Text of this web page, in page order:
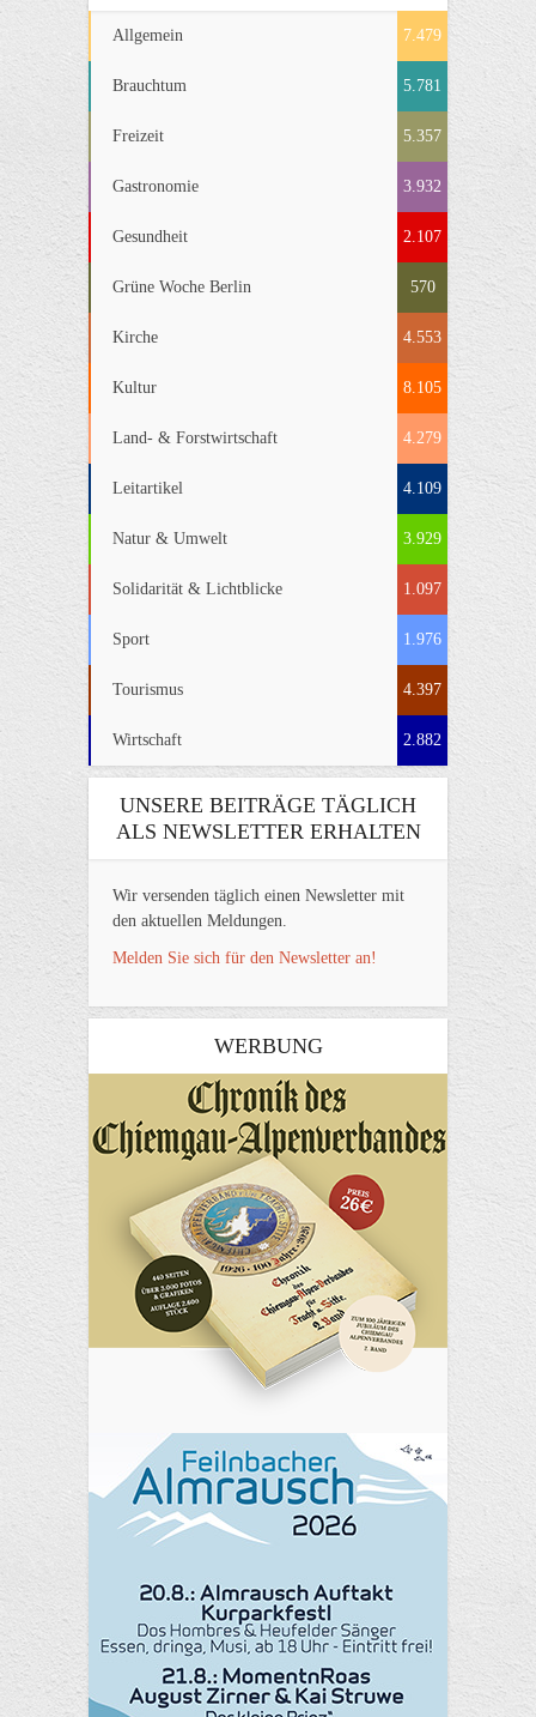
Allgemein 7.479
Brauchtum 5.781
Freizeit 5.357
Gastronomie 3.932
Gesundheit 2.107
Grüne Woche Berlin 570
Kirche 4.553
Kultur 8.105
Land- & Forstwirtschaft 4.279
Leitartikel 4.109
Natur & Umwelt 3.929
Solidarität & Lichtblicke 1.097
Sport 1.976
Tourismus 4.397
Wirtschaft 2.882
UNSERE BEITRÄGE TÄGLICH
ALS NEWSLETTER ERHALTEN
Wir versenden täglich einen Newsletter mit
den aktuellen Meldungen.
Melden Sie sich für den Newsletter an!
WERBUNG